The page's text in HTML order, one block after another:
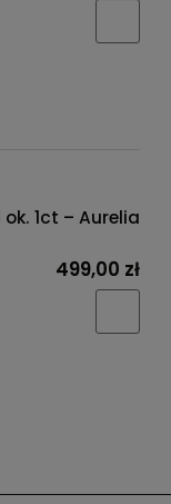
1ct – Aurelia
499,00 zł